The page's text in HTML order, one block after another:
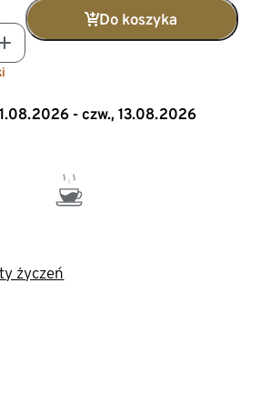
Do koszyka
- czw., 13.08.2026
życzeń